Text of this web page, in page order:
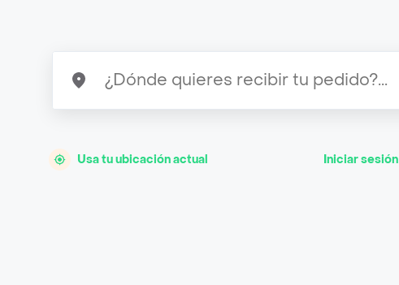
Usa tu ubicación actual Iniciar sesión